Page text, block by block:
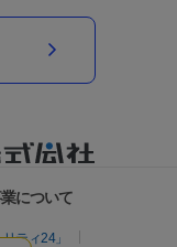
について
ティ24」